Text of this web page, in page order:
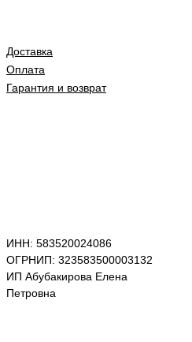
Доставка
Оплата
Гарантия и возврат
ИНН: 583520024086
ОГРНИП: 323583500003132
ИП Абубакирова Елена
Петровна